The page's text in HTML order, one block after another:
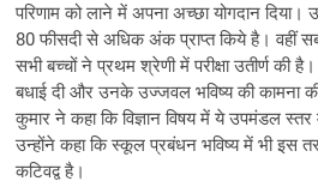
परिणाम को लाने में अपना अच्छा योगदान दिया।
80 फीसदी से अधिक अंक प्राप्त किये है। वहीं
सभी बच्चों ने प्रथम श्रेणी में परीक्षा उतीर्ण की
बधाई दी और उनके उज्जवल भविष्य की कामना
कुमार ने कहा कि विज्ञान विषय में ये उपमंडल स्तर
उन्होंने कहा कि स्कूल प्रबंधन भविष्य में भी इस
कटिवद्व है।